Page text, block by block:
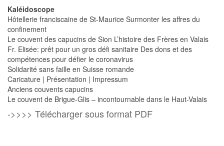
Kaléidoscope
Hôtellerie franciscaine de St-Maurice Surmonter les affres du
confinement
Le couvent des capucins de Sion L’histoire des Frères en Valais
Fr. Elisée: prêt pour un gros défi sanitaire Des dons et des
compétences pour défier le coronavirus
Solidarité sans faille en Suisse romande
Caricature | Présentation | Impressum
Anciens couvents capucins
Le couvent de Brigue-Glis – incontournable dans le Haut-Valais
->>>> Télécharger sous format PDF